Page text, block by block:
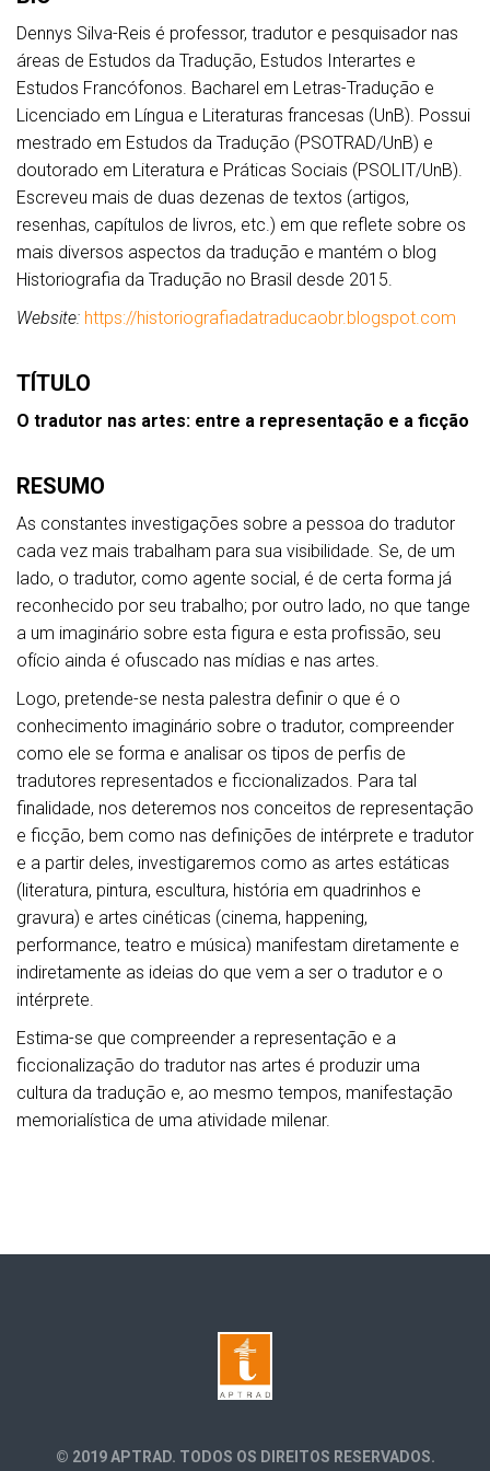
Dennys Silva-Reis é professor, tradutor e pesquisador nas
áreas de Estudos da Tradução, Estudos Interartes e
Estudos Francófonos. Bacharel em Letras-Tradução e
Licenciado em Língua e Literaturas francesas (UnB). Possui
mestrado em Estudos da Tradução (PSOTRAD/UnB) e
doutorado em Literatura e Práticas Sociais (PSOLIT/UnB).
Escreveu mais de duas dezenas de textos (artigos,
resenhas, capítulos de livros, etc.) em que reflete sobre os
mais diversos aspectos da tradução e mantém o blog
Historiografia da Tradução no Brasil desde 2015.
Website: https://historiografiadatraducaobr.blogspot.com
TÍTULO
O tradutor nas artes: entre a representação e a ficção
RESUMO
As constantes investigações sobre a pessoa do tradutor
cada vez mais trabalham para sua visibilidade. Se, de um
lado, o tradutor, como agente social, é de certa forma já
reconhecido por seu trabalho; por outro lado, no que tange
a um imaginário sobre esta figura e esta profissão, seu
ofício ainda é ofuscado nas mídias e nas artes.
Logo, pretende-se nesta palestra definir o que é o
conhecimento imaginário sobre o tradutor, compreender
como ele se forma e analisar os tipos de perfis de
tradutores representados e ficcionalizados. Para tal
finalidade, nos deteremos nos conceitos de representação
e ficção, bem como nas definições de intérprete e tradutor
e a partir deles, investigaremos como as artes estáticas
(literatura, pintura, escultura, história em quadrinhos e
gravura) e artes cinéticas (cinema, happening,
performance, teatro e música) manifestam diretamente e
indiretamente as ideias do que vem a ser o tradutor e o
intérprete.
Estima-se que compreender a representação e a
ficcionalização do tradutor nas artes é produzir uma
cultura da tradução e, ao mesmo tempos, manifestação
memorialística de uma atividade milenar.
© 2019 APTRAD. TODOS OS DIREITOS RESERVADOS.